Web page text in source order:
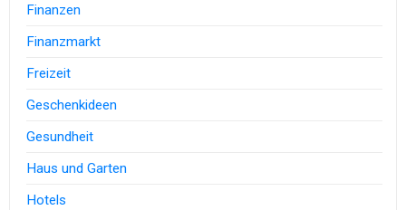
Finanzen
Finanzmarkt
Freizeit
Geschenkideen
Gesundheit
Haus und Garten
Hotels